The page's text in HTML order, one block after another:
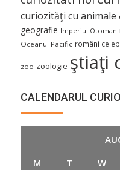
curiozităţi cu animale
geografie Imperiul Otoman
Oceanul Pacific români
zoo zoologie ştiaţi
CALENDARUL
M
T W